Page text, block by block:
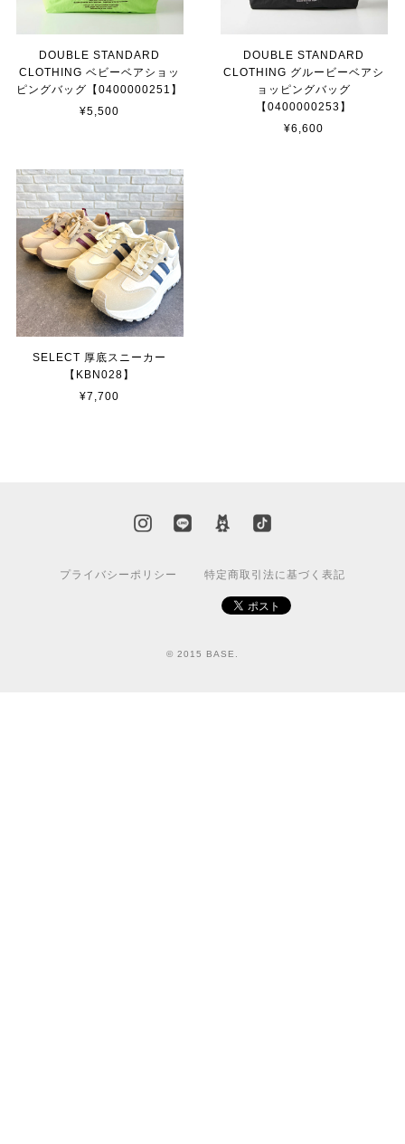
DOUBLE STANDARD
CLOTHING ベビーベアショッ
ピングバッグ【0400000251】
¥5,500
DOUBLE STANDARD
CLOTHING グルービーベアシ
ョッピングバッグ
【0400000253】
¥6,600
SELECT 厚底スニーカー
【KBN028】
¥7,700
プライバシーポリシー 特定商取引法に基づく表記
© 2015 BASE.